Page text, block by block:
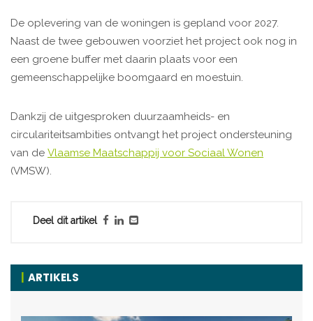
De oplevering van de woningen is gepland voor 2027.
Naast de twee gebouwen voorziet het project ook nog in
een groene buffer met daarin plaats voor een
gemeenschappelijke boomgaard en moestuin.
Dankzij de uitgesproken duurzaamheids- en
circulariteitsambities ontvangt het project ondersteuning
van de Vlaamse Maatschappij voor Sociaal Wonen
(VMSW).
Deel dit artikel
ARTIKELS